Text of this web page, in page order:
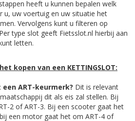
heeft u kunnen bepalen welk
u, uw voertuig en uw situatie het
Vervolgens kunt u filteren op
type slot geeft Fietsslot.nl hierbij aan
letten.
kopen van een KETTINGSLOT:
ART-keurmerk? Dit is relevant
dit als eis zal stellen. Bij
2 of ART-3. Bij een scooter gaat het
een motor gaat het om ART-4 of